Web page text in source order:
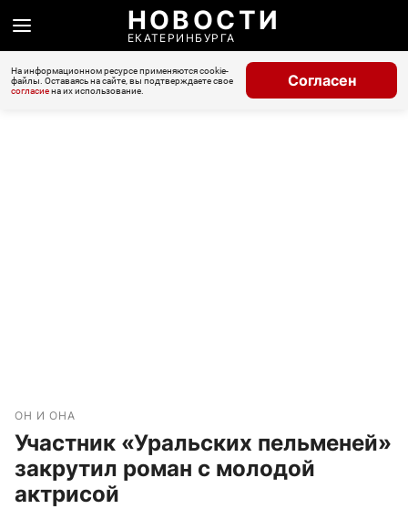
НОВОСТИ
ЕКАТЕРИНБУРГА
На информационном ресурсе применяются cookie-
файлы. Оставаясь на сайте, вы подтверждаете свое
согласиена их использование.
Согласен
ОН И ОНА
Участник «Уральских пельменей»
закрутил роман с молодой
актрисой